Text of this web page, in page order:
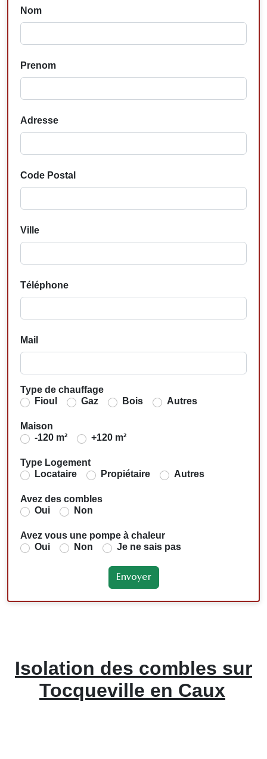
Nom
Prenom
Adresse
Code Postal
Ville
Téléphone
Mail
Type de chauffage
Fioul
Gaz Bois Autres
Maison
-120 m²
+120 m²
Type Logement
Locataire
Propiétaire Autres
Avez des combles
Oui
Non
Avez vous une pompe à chaleur
Oui
Non Je ne sais pas
Isolation des combles sur
Tocqueville en Caux